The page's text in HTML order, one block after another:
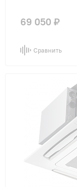
69 050 ₽
Сравнить